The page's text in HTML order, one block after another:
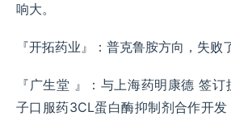
响大。
『开拓药业』：普克鲁胺方向，失败
『广生堂 』：与上海药明康德 签
子口服药3CL蛋白酶抑制剂合作开